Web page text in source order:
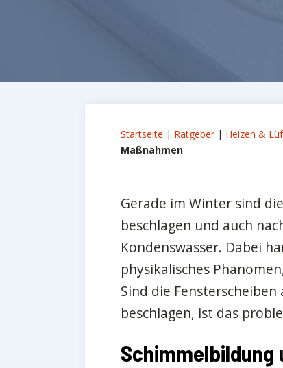
Startseite | Ratgeber| Heizen &
Maßnahmen
Gerade im Winter sind
beschlagen und auch
Kondenswasser. Dabei
physikalisches
Sind die
beschlagen, ist das